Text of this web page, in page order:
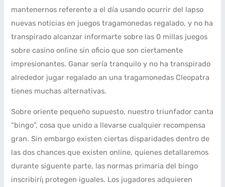
mantenernos referente a el día usando ocurrir del lapso
nuevas noticias en juegos tragamonedas regalado, y no ha
transpirado alcanzar informarte sobre las 0 millas juegos
sobre casino online sin oficio que son ciertamente
impresionantes. Ganar serí­a tranquilo y no ha transpirado
alrededor jugar regalado an una tragamonedas Cleopatra
tienes muchas alternativas.
Sobre oriente pequeño supuesto, nuestro triunfador canta
“bingo”, cosa que unido a llevarse cualquier recompensa
gran. Sin embargo existen ciertas disparidades dentro de
las dos chances que existen online, quienes detallaremos
durante siguente parte, las normas primaria del bingo
inscribirí¡ protegen iguales. Los jugadores adquieren